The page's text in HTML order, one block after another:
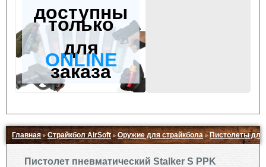
доступны
только
для
ONLINE
заказа
Главная»Страйкбол AirSoft » Оружие для страйкбола»Пистолеты для
Пистолет пневматический Stalker S PPK